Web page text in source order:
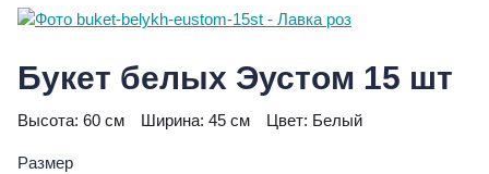
Букет белых Эустом 15 шт
Высота: 60 см Ширина: 45 см Цвет: Белый
Размер